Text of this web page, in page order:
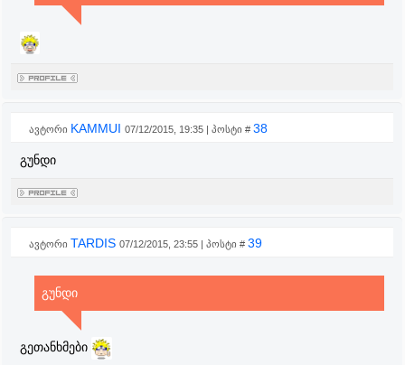
ავტორი KAMMUI 07/12/2015, 19:35 | პოსტი # 38
გუნდი
ავტორი TARDIS 07/12/2015, 23:55 | პოსტი # 39
გუნდი
გეთანხმები